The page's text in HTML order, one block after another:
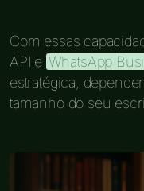
Com essas
API e WhatsApp
estratégica,
tamanho do seu